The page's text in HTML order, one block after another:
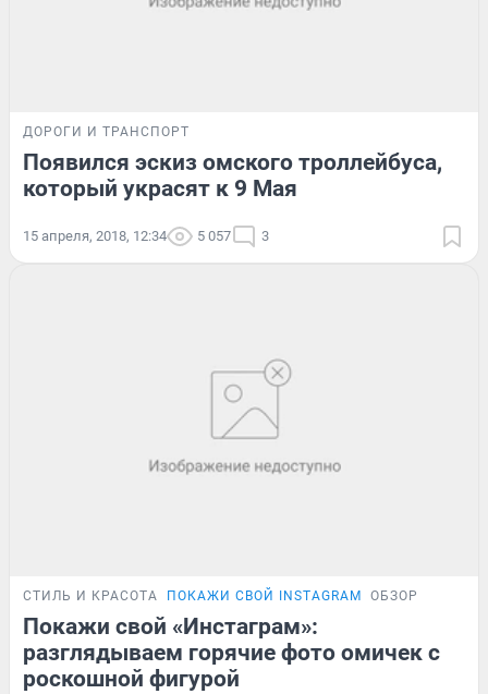
ДОРОГИ И ТРАНСПОРТ
Появился эскиз омского троллейбуса,
который украсят к 9 Мая
15 апреля, 2018, 12:34 5 057 3
СТИЛЬ И КРАСОТА ПОКАЖИ СВОЙ INSTAGRAM ОБЗОР
Покажи свой «Инстаграм»:
разглядываем горячие фото омичек с
роскошной фигурой